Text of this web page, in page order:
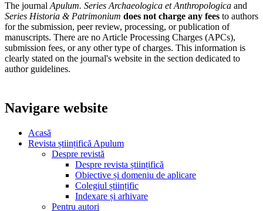
The journalApulum. Series Archaeologica et Anthropologica and
Series Historia & Patrimonium does not charge any fees to authors
for the submission, peer review, processing, or publication of
manuscripts. There are no Article Processing Charges (APCs),
submission fees, or any other type of charges. This information is
clearly stated on the journal's website in the section dedicated to
author guidelines.
Navigare website
Acasă
Revista științifică Apulum
Despre revistă
Despre revista științifică
Obiective și domeniu de aplicare
Colegiul științific
Indexare și arhivare
Pentru autori